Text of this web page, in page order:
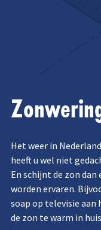
Het weer in
heeft u wel niet
En schijnt de zon
worden ervaren.
soap op televisie
de zon te warm in